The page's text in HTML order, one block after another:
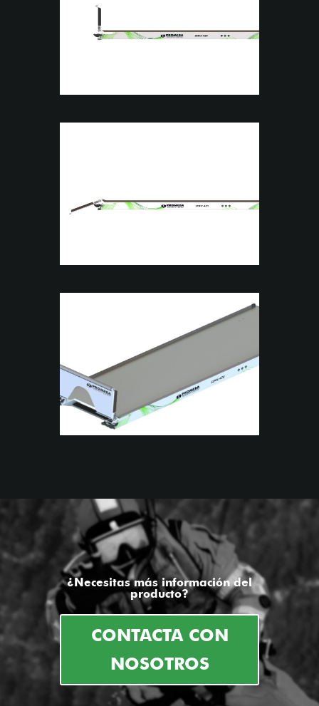
¿Necesitas más información del
producto?
CONTACTA CON
NOSOTROS